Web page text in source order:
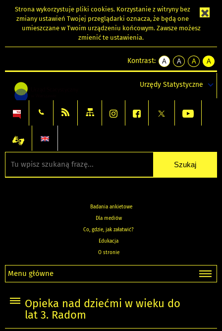
Strona wykorzystuje pliki cookies. Korzystanie z witryny bez
zmiany ustawień Twojej przeglądarki oznacza, że będą one
umieszczane w Twoim urządzeniu końcowym. Zawsze możesz
zmienić te ustawienia.
Kontrast:
A
kontrast
A
kontrast
tekst
czarnym
A
kontrast
tekst
czarnym
A
tekst
żółtym
Urzędy Statystyczne
Badania ankietowe
Dla mediów
Co, gdzie, jak załatwić?
Edukacja
O stronie
Menu główne
Opieka nad dziećmi w wieku do
lat 3. Radom